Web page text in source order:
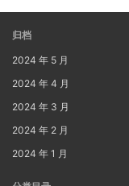
归档
2024 年 5 月
2024 年 4 月
2024 年 3 月
2024 年 2 月
2024 年 1 月